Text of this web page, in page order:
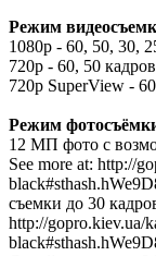
Режим
1080p - 60, 50, 30,
720p - 60, 50
720p SuperView -
Режим
12 МП фото с
See more at: http://
съемки до 30
http://gopro.kiev.ua/